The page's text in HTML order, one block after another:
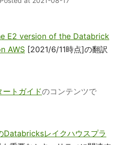
E2 version of the Databrick
AWS [2021/6/11時点]の翻訳
トガイドのコンテンツで
Databricksレイクハウスプラ